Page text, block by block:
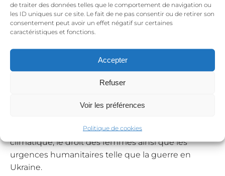
de traiter des données telles que le comportement de navigation ou
les ID uniques sur ce site. Le fait de ne pas consentir ou de retirer son
consentement peut avoir un effet négatif sur certaines
caractéristiques et fonctions.
Accepter
Refuser
Voir les préférences
Politique de cookies
Puisque les bijoux La Jungle sont inspirés de la
nature et de la femme, puisqu’ils invitent à se
libérer des complexes, à prendre sa place, il me
tient à coeur d’agir ensemble aussi pour ceux qui
L’urgence climatique touche les populations les
En achetant ce bijou, tu soutiens la création
soutiens aussi la lutte contre le réchauffement
climatique, le droit des femmes ainsi que les
urgences humanitaires telle que la guerre en
Ukraine.